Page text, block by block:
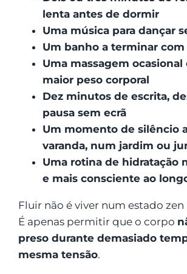
lenta antes de dormir
Uma música para dançar
Um banho a terminar com
Uma massagem ocasional
maior peso corporal
Dez minutos de escrita,
pausa sem ecrã
Um momento de silêncio
varanda, num jardim ou
Uma rotina de hidratação
e mais consciente ao
Fluir não é viver num estado
É apenas permitir que o corpo
preso durante demasiado
mesma tensão.